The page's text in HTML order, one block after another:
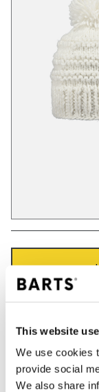
This website
We use cookies
provide social
We also share
Freitag)
innerhalb